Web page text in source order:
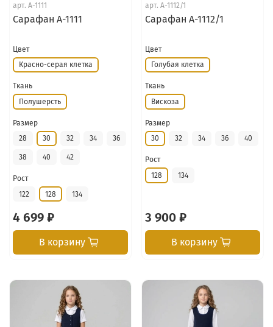
арт. А-1111
Сарафан А-1111
Цвет
Красно-серая клетка
Ткань
Полушерсть
Размер
28
30 32 34 36
38 40 42
Рост
122
128 134
4 699 ₽
В корзину
арт. А-1112/1
Сарафан А-1112/1
Цвет
Голубая клетка
Ткань
Вискоза
Размер
30
32 34 36 40
Рост
128
134
3 900 ₽
В корзину